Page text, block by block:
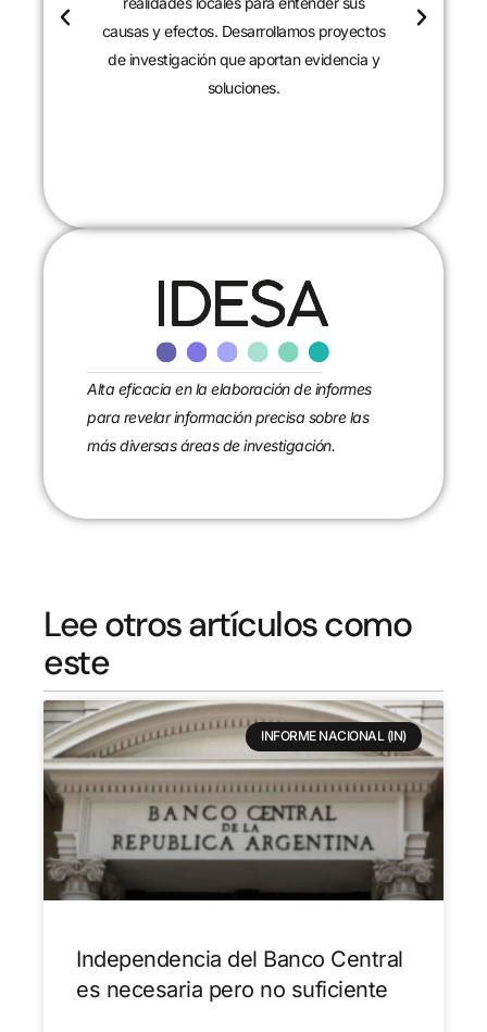
causas y efectos. Desarrollamos proyectos
de investigación que aportan evidencia y
soluciones.
Alta eficacia en la elaboración de informes
para revelar información precisa sobre las
más diversas áreas de investigación.
Lee otros artículos como
este
INFORME NACIONAL (IN)
Independencia del Banco Central
es necesaria pero no suficiente